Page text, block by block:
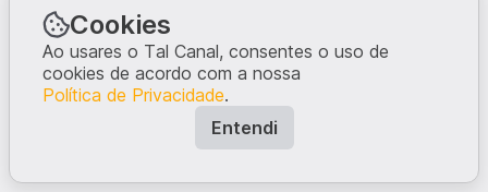
Cookies
Ao usares o Tal Canal, consentes o uso de
cookies de acordo com a nossa
Política de Privacidade.
Entendi